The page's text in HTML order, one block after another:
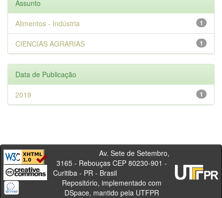
Assunto
1
Alimentos - Indústria
1
CIENCIAS AGRARIAS
Data de Publicação
1
2019
Av. Sete de Setembro,
3165 - Rebouças CEP 80230-901 -
Curitiba - PR - Brasil
Repositório, implementado com
DSpace, mantido pela UTFPR